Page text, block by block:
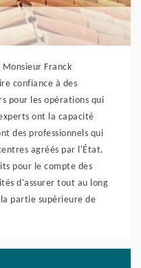
Franck
confiance à des
pour les opérations qui
ont la capacité
des professionnels qui
agréés par l'État.
pour le compte des
d'assurer tout au long
partie supérieure de